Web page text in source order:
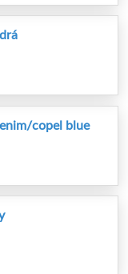
copel blue